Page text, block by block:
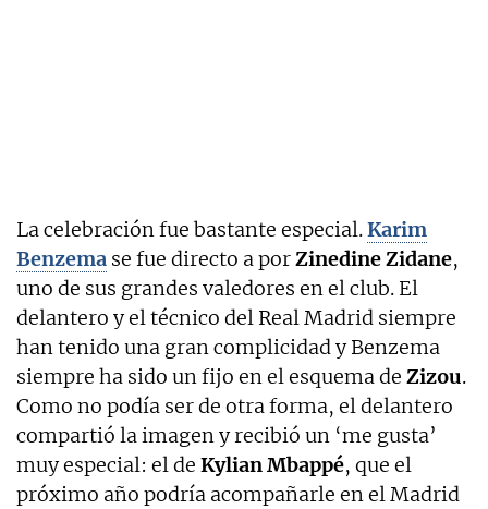
La celebración fue bastante especial.Karim
Benzema se fue directo a porZinedine Zidane,
uno de sus grandes valedores en el club. El
delantero y el técnico del Real Madrid siempre
han tenido una gran complicidad y Benzema
siempre ha sido un fijo en el esquema de Zizou.
Como no podía ser de otra forma, el delantero
compartió la imagen y recibió un ‘me gusta’
muy especial: el de Kylian Mbappé, que el
próximo año podría acompañarle en el Madrid